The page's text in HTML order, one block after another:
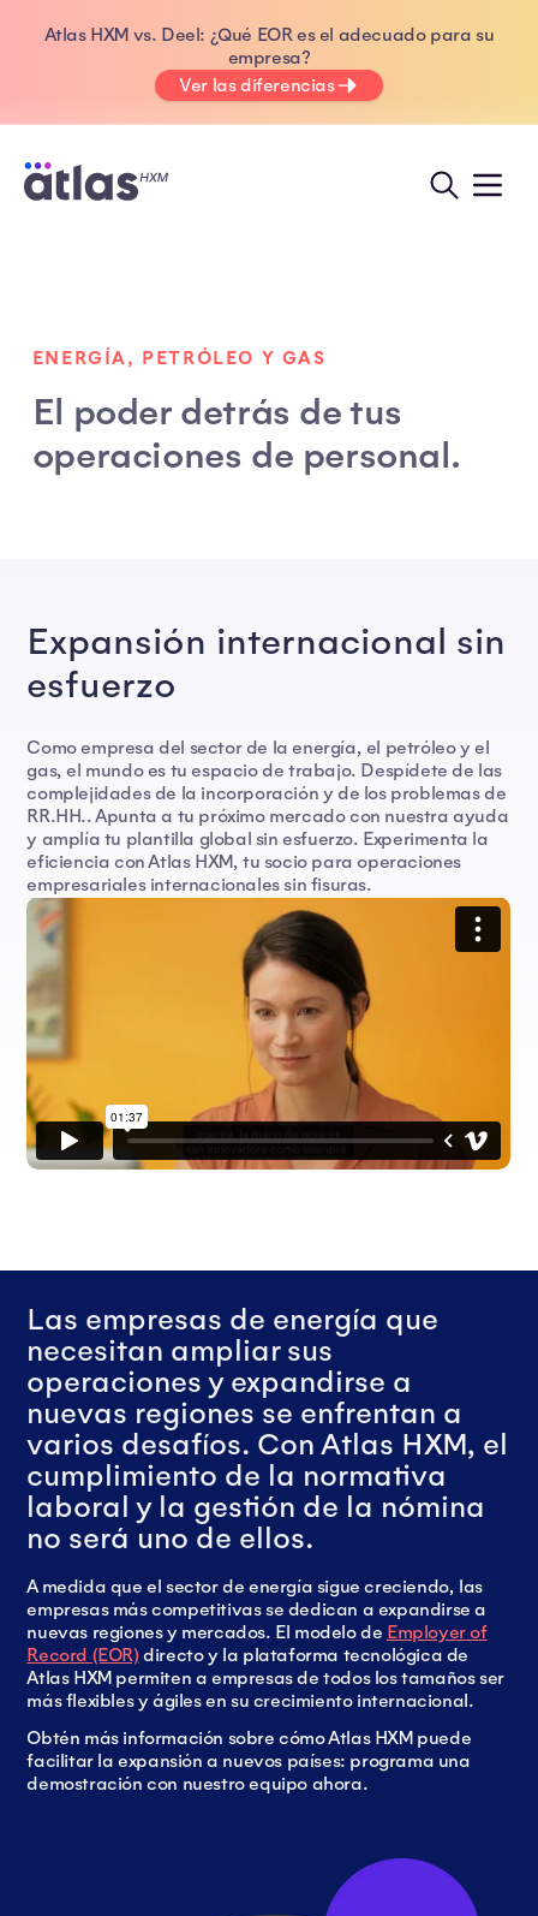
Atlas HXM vs. Deel: ¿Qué EOR es el adecuado para su
empresa?
Ver las diferencias
ENERGÍA, PETRÓLEO Y GAS
El poder detrás de tus
operaciones de personal.
Expansión internacional sin
esfuerzo
Como empresa del sector de la energía, el petróleo y el
gas, el mundo es tu espacio de trabajo. Despídete de las
complejidades de la incorporación y de los problemas de
RR.HH.. Apunta a tu próximo mercado con nuestra ayuda
y amplía tu plantilla global sin esfuerzo. Experimenta la
eficiencia con Atlas HXM, tu socio para operaciones
empresariales internacionales sin fisuras.
Las empresas de energía que
necesitan ampliar sus
operaciones y expandirse a
nuevas regiones se enfrentan a
varios desafíos. Con Atlas HXM, el
cumplimiento de la normativa
laboral y la gestión de la nómina
no será uno de ellos.
A medida que el sector de energía sigue creciendo, las
empresas más competitivas se dedican a expandirse a
nuevas regiones y mercados. El modelo de Employer of
Record (EOR) directo y la plataforma tecnológica de
Atlas HXM permiten a empresas de todos los tamaños ser
más flexibles y ágiles en su crecimiento internacional.
Obtén más información sobre cómo Atlas HXM puede
facilitar la expansión a nuevos países: programa una
demostración con nuestro equipo ahora.